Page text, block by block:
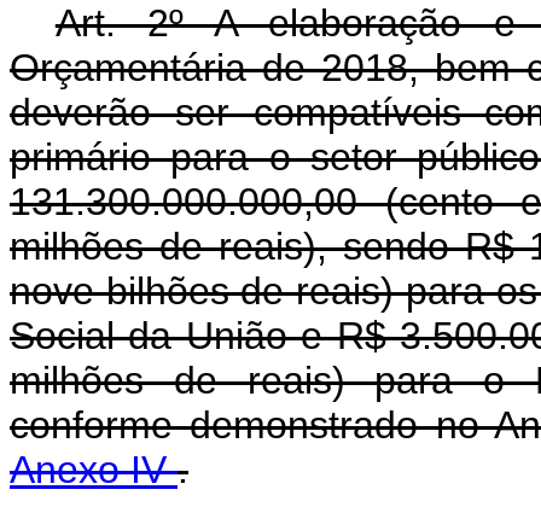
Art. 2º A elaboração
Orçamentária de 2018, bem
deverão ser compatíveis
primário para o setor
131.300.000.000,00
milhões de reais), sendo R$
nove bilhões de reais) para
Social da União e R$
milhões de reais) para o
conforme demonstrado no
Anexo IV.